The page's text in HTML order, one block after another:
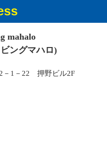
mahalo
ングマハロ)
－1－22 押野ビル2F